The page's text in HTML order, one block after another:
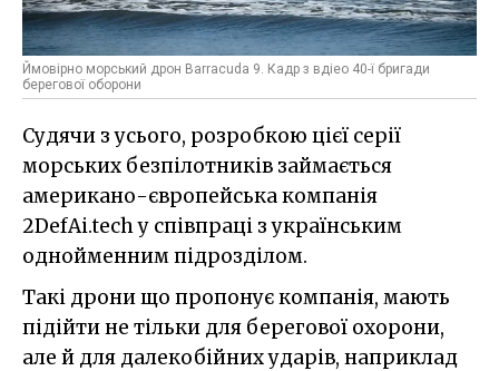
Ймовірно морський дрон Barracuda 9. Кадр з вдіео 40-ї бригади
берегової оборони
Судячи з усього, розробкою цієї серії
морських безпілотників займається
американо-європейська компанія
2DefAi.tech у співпраці з українським
однойменним підрозділом.
Такі дрони що пропонує компанія, мають
підійти не тільки для берегової охорони,
але й для далекобійних ударів, наприклад